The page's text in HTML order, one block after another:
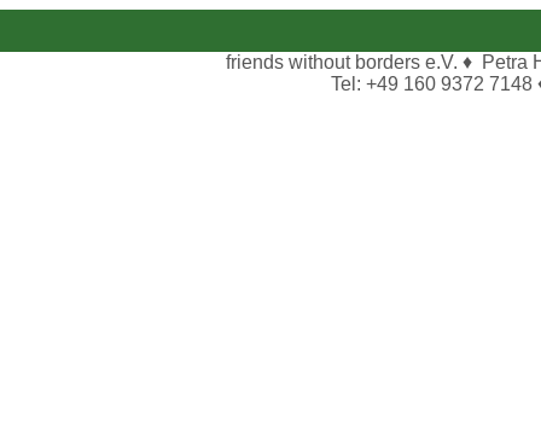
friends without borders e.V. ♦
Tel: +49 160 9372 7148